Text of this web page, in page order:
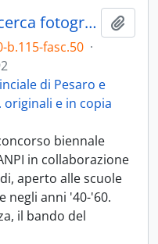
Concorso biennale di ricerca fotografica e documentaria - 1991-1992
b.115-fasc.50 ·
di Pesaro e
originali e in copia
biennale
in collaborazione
aperto alle scuole
negli anni '40-'60.
il bando del